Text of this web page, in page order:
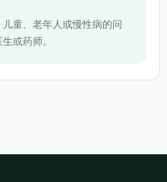
童、老年人或慢性病的问
或药师。